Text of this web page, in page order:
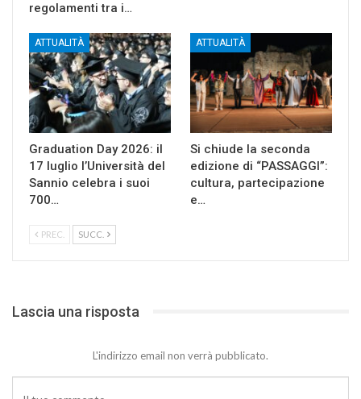
regolamenti tra i…
ATTUALITÀ
Graduation Day 2026: il
17 luglio l’Università del
Sannio celebra i suoi
700…
ATTUALITÀ
Si chiude la seconda
edizione di “PASSAGGI”:
cultura, partecipazione
e…
PREC. SUCC.
Lascia una risposta
L'indirizzo email non verrà pubblicato.